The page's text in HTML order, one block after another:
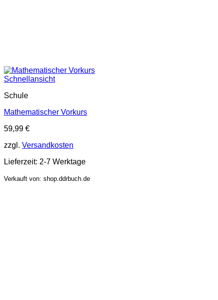
Schnellansicht
Schule
Mathematischer Vorkurs
59,99 €
zzgl. Versandkosten
Lieferzeit: 2-7 Werktage
Verkauft von: shop.ddrbuch.de